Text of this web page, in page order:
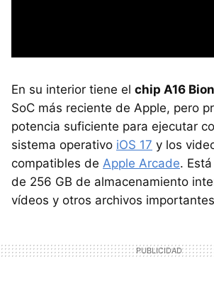
En su interior tiene el chip A16
SoC más reciente de Apple, pero
potencia suficiente para ejecutar
sistema operativo iOS 17 y los
compatibles de Apple Arcade.
de 256 GB de almacenamiento
vídeos y otros archivos